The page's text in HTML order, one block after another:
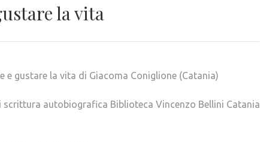
la vita
gustare la vita di Giacoma Coniglione (Catania)
autobiografica Biblioteca Vincenzo Bellini Catania